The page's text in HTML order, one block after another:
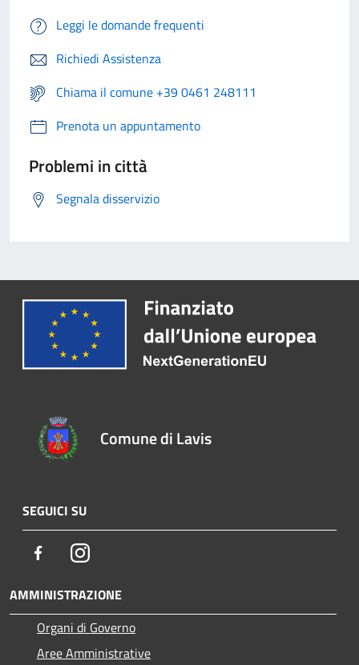
Leggi le domande frequenti
Richiedi Assistenza
Chiama il comune +39 0461 248111
Prenota un appuntamento
Problemi in città
Segnala disservizio
Comune di Lavis
SEGUICI SU
FacebookInstagram
AMMINISTRAZIONE
Organi di Governo
Aree Amministrative